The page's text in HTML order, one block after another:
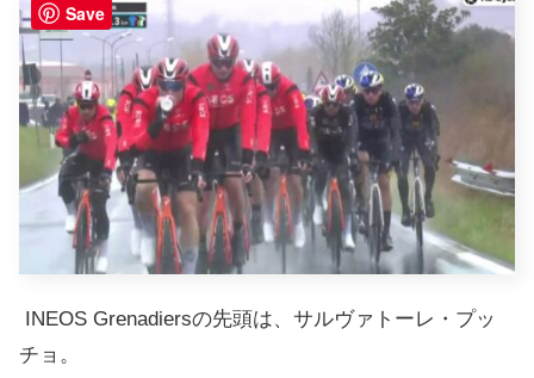
INEOS Grenadiersの先頭は、サルヴァトーレ・プッ
チョ。
Save